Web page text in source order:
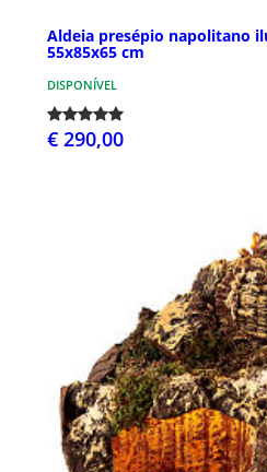
Aldeia presépio napolitano
55x85x65 cm
DISPONÍVEL
€ 290,00